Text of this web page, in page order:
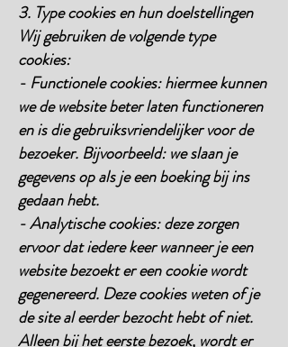
3. Type cookies en hun doelstellingen
Wij gebruiken de volgende type
cookies:
- Functionele cookies: hiermee kunnen
we de website beter laten functioneren
en is die gebruiksvriendelijker voor de
bezoeker. Bijvoorbeeld: we slaan je
gegevens op als je een boeking bij ins
gedaan hebt.
- Analytische cookies: deze zorgen
ervoor dat iedere keer wanneer je een
website bezoekt er een cookie wordt
gegenereerd. Deze cookies weten of je
de site al eerder bezocht hebt of niet.
Alleen bij het eerste bezoek, wordt er